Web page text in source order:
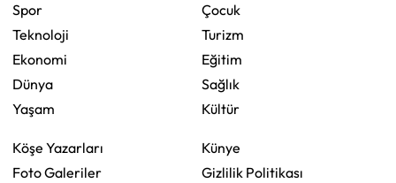
Spor
Teknoloji
Ekonomi
Dünya
Yaşam
Çocuk
Turizm
Eğitim
Sağlık
Kültür
Köşe Yazarları
Foto Galeriler
Künye
Gizlilik Politikası